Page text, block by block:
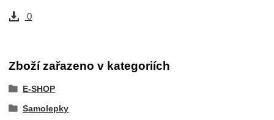
0
Zboží zařazeno v kategoriích
E-SHOP
Samolepky